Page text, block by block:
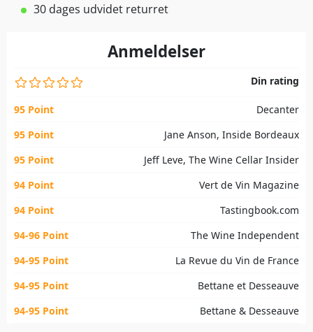
30 dages udvidet returret
Anmeldelser
Din rating
95 Point
Decanter
95 Point
Jane Anson, Inside Bordeaux
95 Point
Jeff Leve, The Wine Cellar Insider
94 Point
Vert de Vin Magazine
94 Point
Tastingbook.com
94-96 Point
The Wine Independent
94-95 Point
La Revue du Vin de France
94-95 Point
Bettane et Desseauve
94-95 Point
Bettane & Desseauve